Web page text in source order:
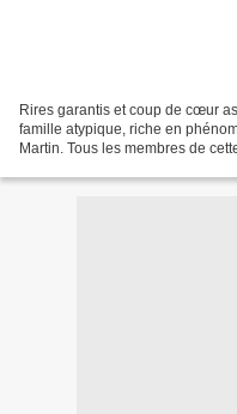
Rires garantis et coup de cœur
famille atypique, riche en
Martin. Tous les membres de